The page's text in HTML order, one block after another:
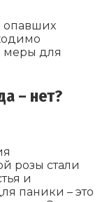
опавших
меры для
– нет?
розы стали
и
паники – это